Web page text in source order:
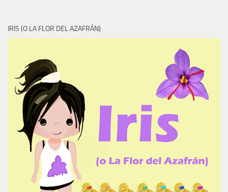
IRIS (O LA FLOR DEL AZAFRÁN)